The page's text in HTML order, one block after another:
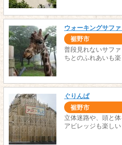
ウォーキングサファ
裾野市
普段見れないサフ
ちとのふれあいも楽
ぐりんぱ
裾野市
立体迷路や、頭と
アビレッジも楽しい